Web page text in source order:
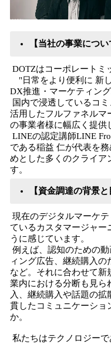
【当社の事業につい
DOTZはコーポレートミ
"日常をより便利に 新
DX推進・マーケティン
国内で浸透しているコ
活用したフルファネルマ
の事業者様に幅広く提供
LINEの認定講師LINE
である稲益 仁が代表を
めとした多くのクライア
す。
【資金調達の背景と
現在のデジタルマーケ
ているカスタマージャー
うに感じています。
例えば、認知のための
ィング広告、継続購入の
など。それに合わせて新
業内における分断も見ら
入、継続購入や話題の
貫したコミュニケーショ
か。
私たちはテクノロジーで